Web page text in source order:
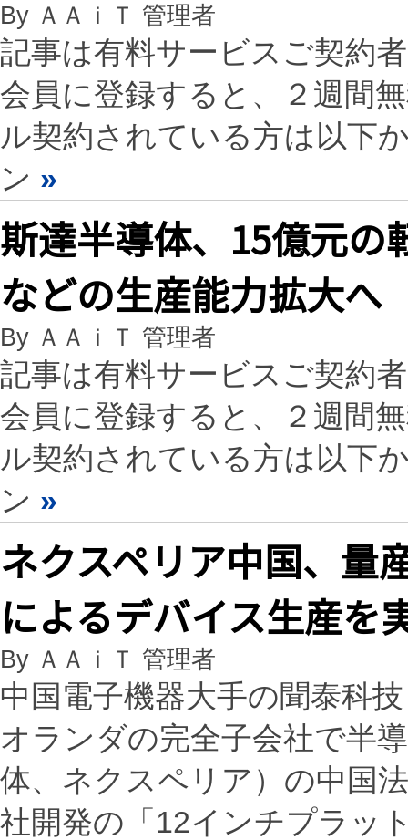
By ＡＡｉＴ 管理者
記事は有料サービスご契約
会員に登録すると、２週間
ル契約されている方は以下
ン »
斯達半導体、15億元
などの生産能力拡大へ
By ＡＡｉＴ 管理者
記事は有料サービスご契約
会員に登録すると、２週間
ル契約されている方は以下
ン »
ネクスペリア中国、
によるデバイス生産を
By ＡＡｉＴ 管理者
中国電子機器大手の聞泰科
オランダの完全子会社で半
体、ネクスペリア）の中国
社開発の「12インチプラッ